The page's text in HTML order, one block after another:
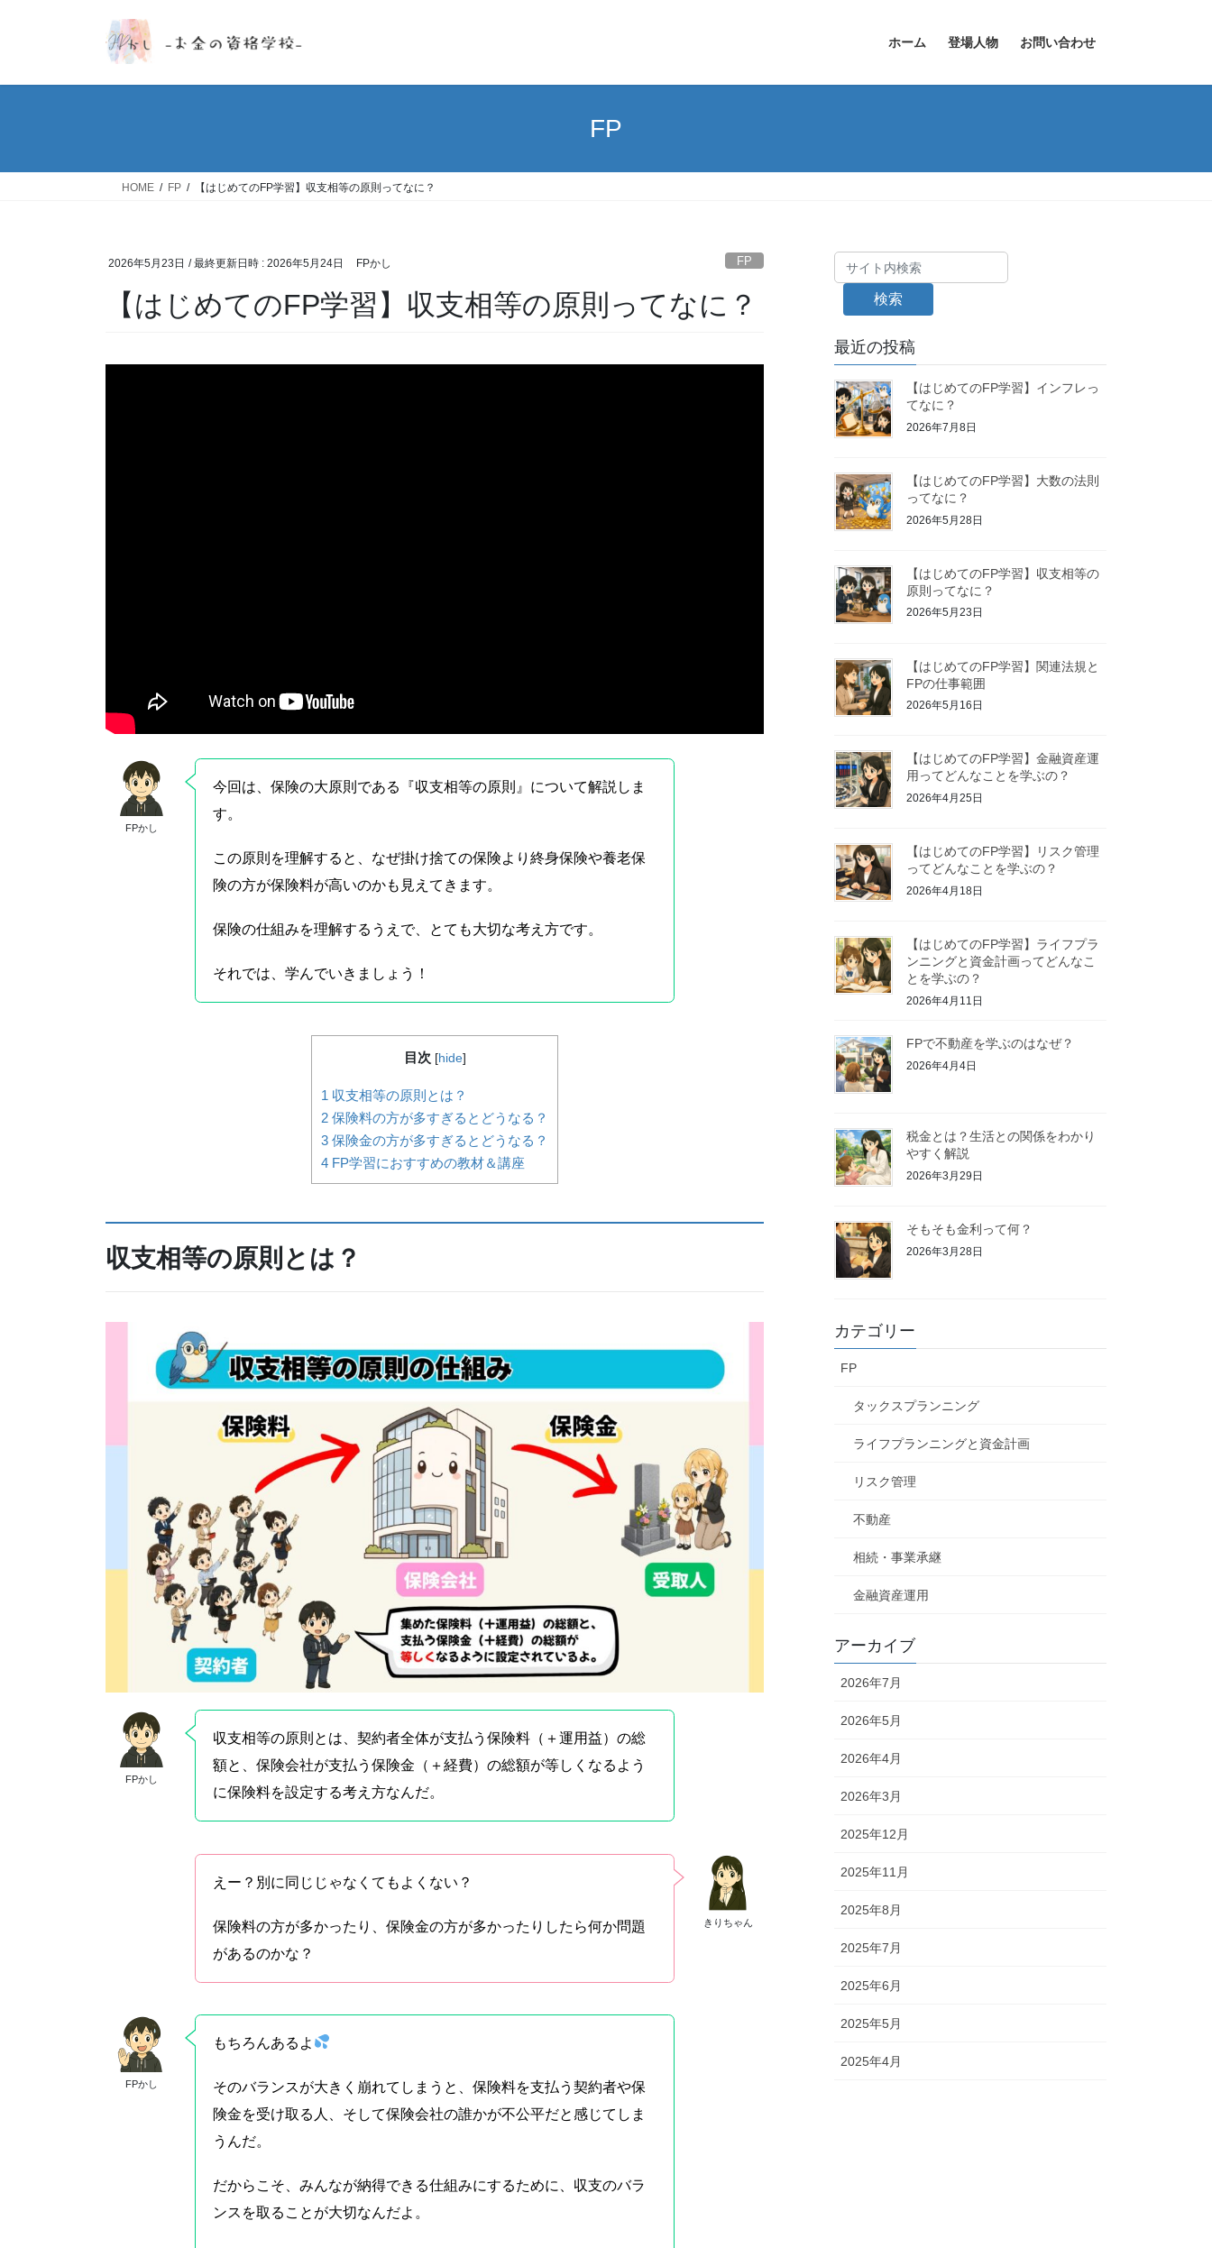
ホーム 登場人物 お問い合わせ
FP
HOME FP 【はじめてのFP学習】収支相等の原則ってなに？
2026年5月23日 / 最終更新日時 : 2026年5月24日 FPかし FP
【はじめてのFP学習】収支相等の原則ってなに？
FPかし
今回は、保険の大原則である『収支相等の原則』について解説しま
す。
この原則を理解すると、なぜ掛け捨ての保険より終身保険や養老保
険の方が保険料が高いのかも見えてきます。
保険の仕組みを理解するうえで、とても大切な考え方です。
それでは、学んでいきましょう！
目次 [hide]
1 収支相等の原則とは？
2 保険料の方が多すぎるとどうなる？
3 保険金の方が多すぎるとどうなる？
4 FP学習におすすめの教材＆講座
収支相等の原則とは？
FPかし
収支相等の原則とは、契約者全体が支払う保険料（＋運用益）の総
額と、保険会社が支払う保険金（＋経費）の総額が等しくなるよう
に保険料を設定する考え方なんだ。
きりちゃん
えー？別に同じじゃなくてもよくない？
保険料の方が多かったり、保険金の方が多かったりしたら何か問題
があるのかな？
FPかし
もちろんあるよ
そのバランスが大きく崩れてしまうと、保険料を支払う契約者や保
険金を受け取る人、そして保険会社の誰かが不公平だと感じてしま
うんだ。
だからこそ、みんなが納得できる仕組みにするために、収支のバラ
ンスを取ることが大切なんだよ。
検索
最近の投稿
【はじめてのFP学習】インフレっ
てなに？
2026年7月8日
【はじめてのFP学習】大数の法則
ってなに？
2026年5月28日
【はじめてのFP学習】収支相等の
原則ってなに？
2026年5月23日
【はじめてのFP学習】関連法規と
FPの仕事範囲
2026年5月16日
【はじめてのFP学習】金融資産運
用ってどんなことを学ぶの？
2026年4月25日
【はじめてのFP学習】リスク管理
ってどんなことを学ぶの？
2026年4月18日
【はじめてのFP学習】ライフプラ
ンニングと資金計画ってどんなこ
とを学ぶの？
2026年4月11日
FPで不動産を学ぶのはなぜ？
2026年4月4日
税金とは？生活との関係をわかり
やすく解説
2026年3月29日
そもそも金利って何？
2026年3月28日
カテゴリー
FP
タックスプランニング
ライフプランニングと資金計画
リスク管理
不動産
相続・事業承継
金融資産運用
アーカイブ
2026年7月
2026年5月
2026年4月
2026年3月
2025年12月
2025年11月
2025年8月
2025年7月
2025年6月
2025年5月
2025年4月